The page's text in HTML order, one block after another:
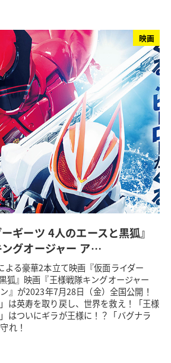
映画
ギーツ 4人のエースと黒狐』
グオージャー ア…
よる豪華2本立て映画『仮面ライダー
狐』映画『王様戦隊キングオージャー
』が2023年7月28日（金）全国公開！
は英寿を取り戻し、世界を救え！「王様
はついにギラが王様に！？「バグナラ
れ！